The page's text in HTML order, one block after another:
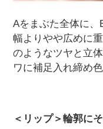
Aをまぶた全体に
幅よりやや広めに
のようなツヤと立
ワに補足入れ締め色
＜リップ＞輪郭に